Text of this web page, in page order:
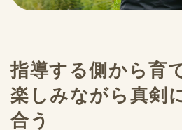
指導する側から育
楽しみながら真剣
合う